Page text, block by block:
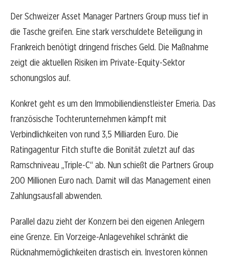
Der Schweizer Asset Manager Partners Group muss tief in
die Tasche greifen. Eine stark verschuldete Beteiligung in
Frankreich benötigt dringend frisches Geld. Die Maßnahme
zeigt die aktuellen Risiken im Private-Equity-Sektor
schonungslos auf.
Konkret geht es um den Immobiliendienstleister Emeria. Das
französische Tochterunternehmen kämpft mit
Verbindlichkeiten von rund 3,5 Milliarden Euro. Die
Ratingagentur Fitch stufte die Bonität zuletzt auf das
Ramschniveau „Triple-C“ ab. Nun schießt die Partners Group
200 Millionen Euro nach. Damit will das Management einen
Zahlungsausfall abwenden.
Parallel dazu zieht der Konzern bei den eigenen Anlegern
eine Grenze. Ein Vorzeige-Anlagevehikel schränkt die
Rücknahmemöglichkeiten drastisch ein. Investoren können